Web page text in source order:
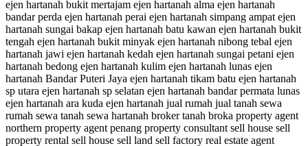
ejen hartanah bukit mertajam ejen hartanah alma ejen hartanah
bandar perda ejen hartanah perai ejen hartanah simpang ampat ejen
hartanah sungai bakap ejen hartanah batu kawan ejen hartanah bukit
tengah ejen hartanah bukit minyak ejen hartanah nibong tebal ejen
hartanah jawi ejen hartanah kedah ejen hartanah sungai petani ejen
hartanah bedong ejen hartanah kulim ejen hartanah lunas ejen
hartanah Bandar Puteri Jaya ejen hartanah tikam batu ejen hartanah
sp utara ejen hartanah sp selatan ejen hartanah bandar permata lunas
ejen hartanah ara kuda ejen hartanah jual rumah jual tanah sewa
rumah sewa tanah sewa hartanah broker tanah broka property agent
northern property agent penang property consultant sell house sell
property rental sell house sell land sell factory real estate agent